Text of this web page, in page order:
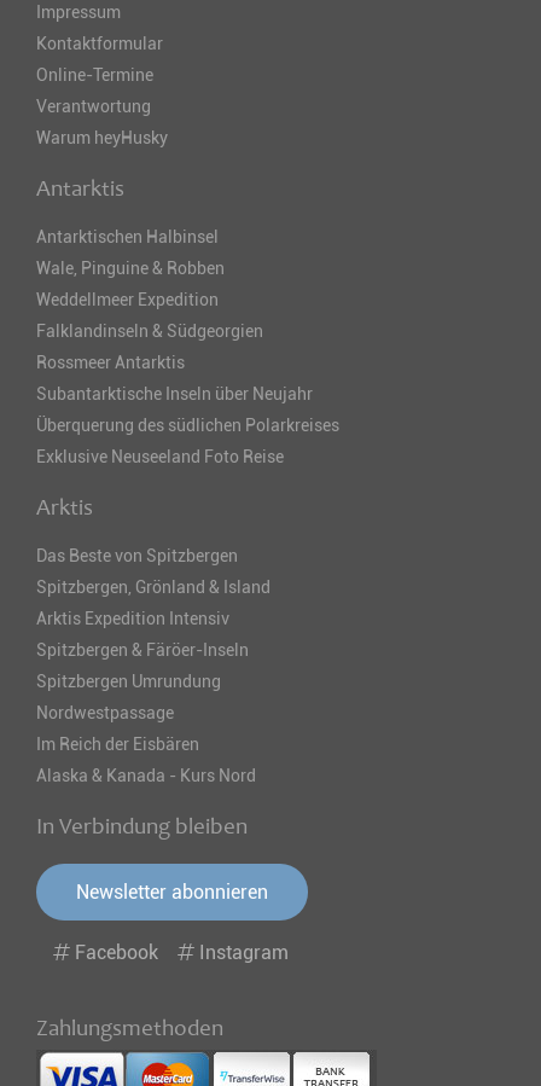
Impressum
Kontaktformular
Online-Termine
Verantwortung
Warum heyHusky
Antarktis
Antarktischen Halbinsel
Wale, Pinguine & Robben
Weddellmeer Expedition
Falklandinseln & Südgeorgien
Rossmeer Antarktis
Subantarktische Inseln über Neujahr
Überquerung des südlichen Polarkreises
Exklusive Neuseeland Foto Reise
Arktis
Das Beste von Spitzbergen
Spitzbergen, Grönland & Island
Arktis Expedition Intensiv
Spitzbergen & Färöer-Inseln
Spitzbergen Umrundung
Nordwestpassage
Im Reich der Eisbären
Alaska & Kanada - Kurs Nord
In Verbindung bleiben
Newsletter abonnieren
Facebook Instagram
Zahlungsmethoden